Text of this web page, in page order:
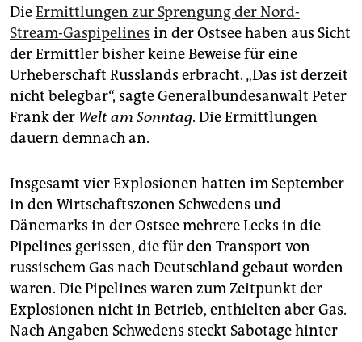
DieErmittlungen zur Sprengung der Nord-
Stream-Gaspipelines in der Ostsee haben aus Sicht
der Ermittler bisher keine Beweise für eine
Urheberschaft Russlands erbracht. „Das ist derzeit
nicht belegbar“, sagte Generalbundesanwalt Peter
Frank der Welt am Sonntag. Die Ermittlungen
dauern demnach an.
Insgesamt vier Explosionen hatten im September
in den Wirtschaftszonen Schwedens und
Dänemarks in der Ostsee mehrere Lecks in die
Pipelines gerissen, die für den Transport von
russischem Gas nach Deutschland gebaut worden
waren. Die Pipelines waren zum Zeitpunkt der
Explosionen nicht in Betrieb, enthielten aber Gas.
Nach Angaben Schwedens steckt Sabotage hinter